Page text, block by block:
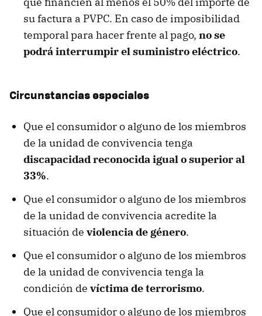
su factura a PVPC. En caso de imposibilidad
temporal para hacer frente al pago, no se
podrá interrumpir el suministro eléctrico.
Circunstancias especiales
Que el consumidor o alguno de los miembros
de la unidad de convivencia tenga
discapacidad reconocida igual o superior al
33%.
Que el consumidor o alguno de los miembros
de la unidad de convivencia acredite la
situación de violencia de género.
Que el consumidor o alguno de los miembros
de la unidad de convivencia tenga la
condición de víctima de terrorismo.
Que el consumidor o alguno de los miembros